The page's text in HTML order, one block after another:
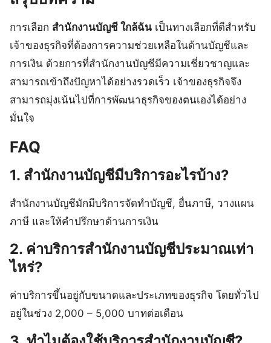
การเลือก สำนักงานบัญชี ใกล้ฉัน เป็นทางเลือกที่ดีสำหรับ
เจ้าของธุรกิจที่ต้องการความช่วยเหลือในด้านบัญชีและ
การเงิน ด้วยการที่สำนักงานบัญชีมีความเชี่ยวชาญและ
สามารถเข้าถึงปัญหาได้อย่างรวดเร็ว เจ้าของธุรกิจจึง
สามารถมุ่งเน้นไปที่การพัฒนาธุรกิจของตนเองได้อย่าง
มั่นใจ
FAQ
1. สำนักงานบัญชีมีบริการอะไรบ้าง?
สำนักงานบัญชีมักมีบริการจัดทำบัญชี, ยื่นภาษี, วางแผน
ภาษี และให้คำปรึกษาด้านการเงิน
2. ค่าบริการสำนักงานบัญชีประมาณเท่า
ไหร่?
ค่าบริการขึ้นอยู่กับขนาดและประเภทของธุรกิจ โดยทั่วไป
อยู่ในช่วง 2,000 – 5,000 บาทต่อเดือน